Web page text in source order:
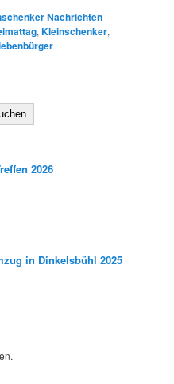
Nachrichten |
,Kleinschenker,
2026
in Dinkelsbühl 2025